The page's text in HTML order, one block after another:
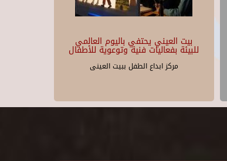
بيت العيني يحتفي باليوم العالمي
للبيئة بفعاليات فنية وتوعوية للأطفال
مركز ابداع الطفل ببيت العينى